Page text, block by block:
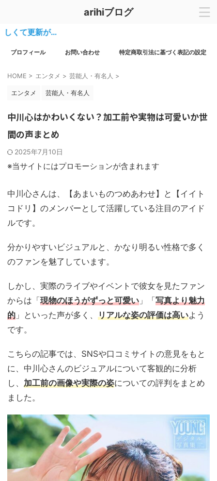
arihiブログ
新が…
プロフィール お問い合わせ 特定商取引法に基づく表記の設定
HOME > エンタメ > 芸能人・有名人 >
エンタメ 芸能人・有名人
中川心はかわいくない？加工前や実物は可愛いか世
間の声まとめ
2025年7月10日
※当サイトにはプロモーションが含まれます
中川心さんは、【あまいものつめあわせ】と【イイト
コドリ】のメンバーとして活躍している注目のアイド
ルです。
分かりやすいビジュアルと、かなり明るい性格で多く
のファンを魅了しています。
しかし、実際のライブやイベントで彼女を見たファン
からは「 現物のほうがずっと可愛い 」「 写真より魅力
的 」といった声が多く、 リアルな姿の評価は高いよう
です。
こちらの記事では、SNSや口コミサイトの意見をもと
に、中川心さんのビジュアルについて客観的に分析
し、 加工前の画像や実際の姿についての評判をまとめ
ました。